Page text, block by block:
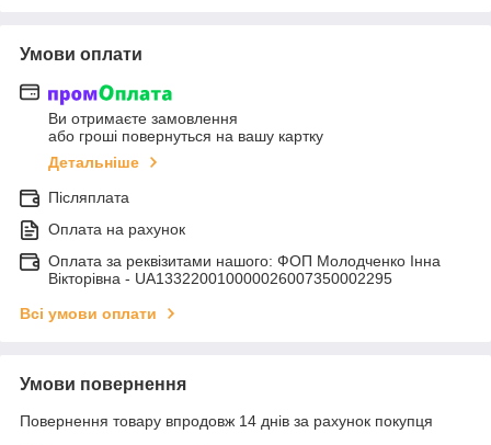
Умови оплати
Ви отримаєте замовлення
або гроші повернуться на вашу картку
Детальніше
Післяплата
Оплата на рахунок
Оплата за реквізитами нашого: ФОП Молодченко Інна
Вікторівна - UA133220010000026007350002295
Всі умови оплати
Умови повернення
Повернення товару впродовж 14 днів за рахунок покупця